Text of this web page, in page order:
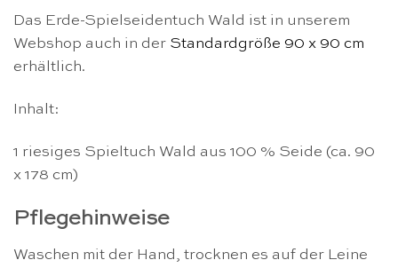
Das Erde-Spielseidentuch Wald ist in unserem
Webshop auch in der Standardgröße 90 x 90 cm
erhältlich.
Inhalt:
1 riesiges Spieltuch Wald aus 100 % Seide (ca. 90
x 178 cm)
Pflegehinweise
Waschen mit der Hand, trocknen es auf der Leine